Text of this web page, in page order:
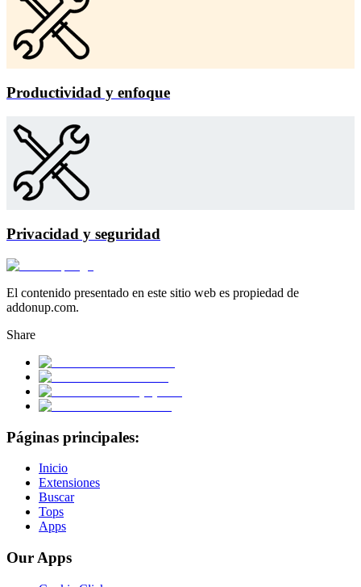
Productividad y enfoque
Privacidad y seguridad
El contenido presentado en este sitio web es propiedad de
addonup.com.
Share
Páginas principales:
Inicio
Extensiones
Buscar
Tops
Apps
Our Apps